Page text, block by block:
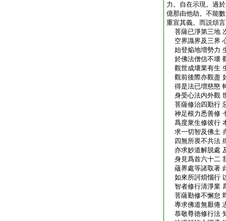
力。自在示現。過
億那由他劫。不能
重宣其義。而説頌言
菩薩已淨第三地
空界識界及三界
始登焔地増勢力
於佛法僧信不壞
觀世成壞業有生
觀前後際亦觀盡
得是法已増慈愍
身受心法内外觀
菩薩修治四勤行
神足根力悉善修
爲度衆生修彼行
求一切智及佛土
四無所畏不共法
亦求妙道解脱處
身見爲首六十二
蘊界處等諸取著
如來所訶煩惱行
智者修行清淨業
菩薩勤修不懈怠
專求佛道無厭倦
恭敬尊徳修行法